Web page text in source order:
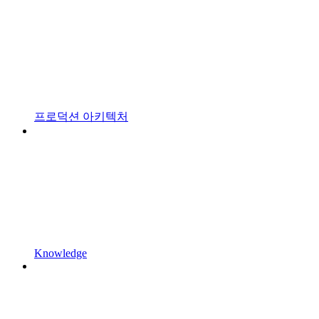
프로덕션 아키텍처
Knowledge